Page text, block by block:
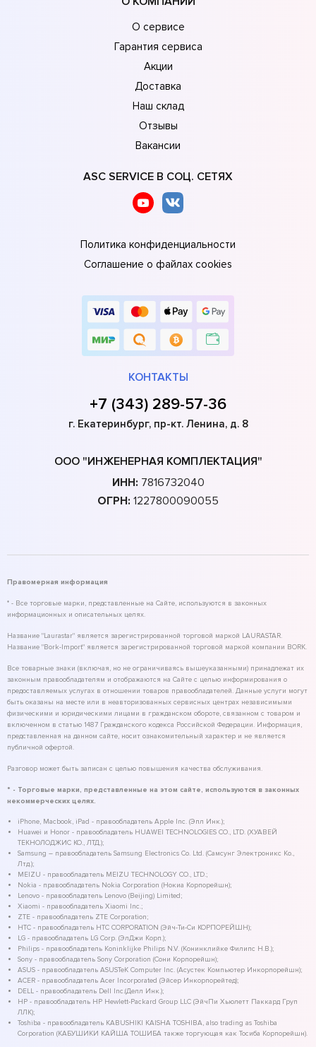
О сервисе
Гарантия сервиса
Акции
Доставка
Наш склад
Отзывы
Вакансии
ASC SERVICE В СОЦ. СЕТЯХ
Политика конфиденциальности
Соглашение о файлах cookies
КОНТАКТЫ
+7 (343) 289-57-36
г. Екатеринбург, пр-кт. Ленина, д. 8
ООО "ИНЖЕНЕРНАЯ КОМПЛЕКТАЦИЯ"
ИНН: 7816732040
ОГРН: 1227800090055
Правомерная информация
* - Все торговые марки, представленные на Сайте, используются в законных
информационных и описательных целях.
Название "Laurastar" является зарегистрированной торговой маркой LAURASTAR.
Название "Bork-Import" является зарегистрированной торговой маркой компании BORK.
Все товарные знаки (включая, но не ограничиваясь вышеуказанными) принадлежат их
законным правообладателям и отображаются на Сайте с целью информирования о
предоставляемых услугах в отношении товаров правообладателей. Данные услуги могут
быть оказаны на месте или в неавторизованных сервисных центрах независимыми
физическими и юридическими лицами в гражданском обороте, связанном с товаром и
включенном в статью 1487 Гражданского кодекса Российской Федерации. Информация,
представленная на данном сайте, носит ознакомительный характер и не является
публичной офертой.
Разговор может быть записан с целью повышения качества обслуживания.
* - Торговые марки, представленные на этом сайте, используются в законных
некоммерческих целях.
iPhone, Macbook, iPad - правообладатель Apple Inc. (Эпл Инк.);
Huawei и Honor - правообладатель HUAWEI TECHNOLOGIES CO., LTD. (ХУАВЕЙ
ТЕКНОЛОДЖИС КО., ЛТД.);
Samsung – правообладатель Samsung Electronics Co. Ltd. (Самсунг Электроникс Ко.,
Лтд.);
MEIZU - правообладатель MEIZU TECHNOLOGY CO., LTD.;
Nokia - правообладатель Nokia Corporation (Нокиа Корпорейшн);
Lenovo - правообладатель Lenovo (Beijing) Limited;
Xiaomi - правообладатель Xiaomi Inc.;
ZTE - правообладатель ZTE Corporation;
HTC - правообладатель HTC CORPORATION (Эйч-Ти-Си КОРПОРЕЙШН);
LG - правообладатель LG Corp. (ЭлДжи Корп.);
Philips - правообладатель Koninklijke Philips N.V. (Конинклийке Филипс Н.В.);
Sony - правообладатель Sony Corporation (Сони Корпорейшн);
ASUS - правообладатель ASUSTeK Computer Inc. (Асустек Компьютер Инкорпорейшн);
ACER - правообладатель Acer Incorporated (Эйсер Инкорпорейтед);
DELL - правообладатель Dell Inc.(Делл Инк.);
HP - правообладатель HP Hewlett-Packard Group LLC (ЭйчПи Хьюлетт Паккард Груп
ЛЛК);
Toshiba - правообладатель KABUSHIKI KAISHA TOSHIBA, also trading as Toshiba
Corporation (КАБУШИКИ КАЙША ТОШИБА также торгующая как Тосиба Корпорейшн).